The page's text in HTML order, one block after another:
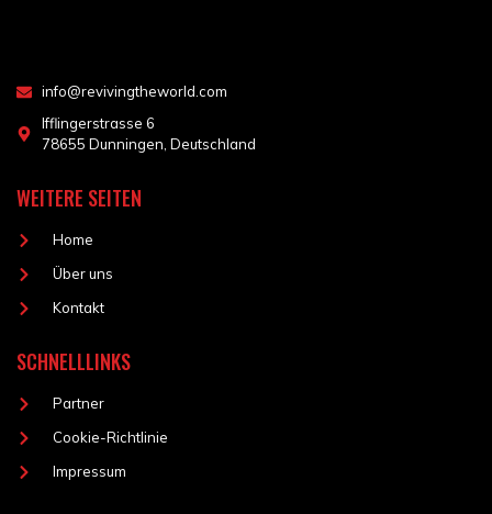
info@revivingtheworld.com
Ifflingerstrasse 6
78655 Dunningen, Deutschland
WEITERE SEITEN
Home
Über uns
Kontakt
SCHNELLLINKS
Partner
Cookie-Richtlinie
Impressum